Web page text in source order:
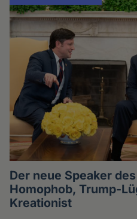
Der neue Speaker
Homophob, Trump-
Kreationist